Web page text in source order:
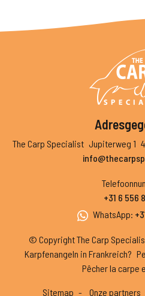
The Carp Specialist Jupiterweg 1
+31 6 556
WhatsApp:
© Copyright The Carp
Karpfenangeln in Frankreich?
Pêcher la carpe
Sitemap Onze partners